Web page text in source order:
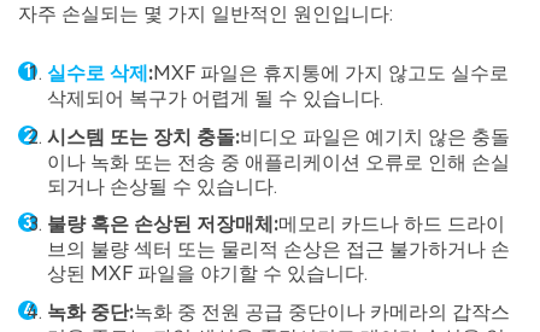
자주 손실되는 몇 가지 일반적인 원인입니다:
실수로 삭제:MXF 파일은 휴지통에 가지 않고도 실수로
삭제되어 복구가 어렵게 될 수 있습니다.
시스템 또는 장치 충돌:비디오 파일은 예기치 않은 충돌
이나 녹화 또는 전송 중 애플리케이션 오류로 인해 손실
되거나 손상될 수 있습니다.
불량 혹은 손상된 저장매체:메모리 카드나 하드 드라이
브의 불량 섹터 또는 물리적 손상은 접근 불가하거나 손
상된 MXF 파일을 야기할 수 있습니다.
녹화 중단:녹화 중 전원 공급 중단이나 카메라의 갑작스